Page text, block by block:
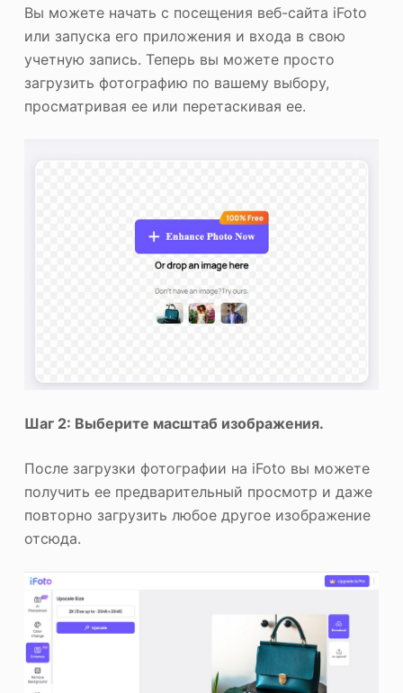
Вы можете начать с посещения веб-сайта iFoto
или запуска его приложения и входа в свою
учетную запись. Теперь вы можете просто
загрузить фотографию по вашему выбору,
просматривая ее или перетаскивая ее.
Шаг 2: Выберите масштаб изображения.
После загрузки фотографии на iFoto вы можете
получить ее предварительный просмотр и даже
повторно загрузить любое другое изображение
отсюда.